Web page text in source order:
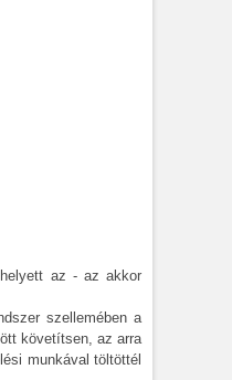
az - az akkor
szellemében a
követítsen, az arra
munkával töltöttél